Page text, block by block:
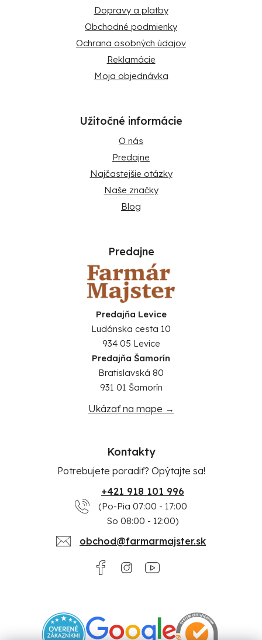
Dopravy a platby
Obchodné podmienky
Ochrana osobných údajov
Reklamácie
Moja objednávka
Užitočné informácie
O nás
Predajne
Najčastejšie otázky
Naše značky
Blog
Predajne
Predajňa Levice
Ludánska cesta 10
934 05 Levice
Predajňa Šamorín
Bratislavská 80
931 01 Šamorín
Ukázať na mape →
Kontakty
Potrebujete poradiť? Opýtajte sa!
+421 918 101 996
(Po-Pia 07:00 - 17:00
So 08:00 - 12:00)
obchod@farmarmajster.sk